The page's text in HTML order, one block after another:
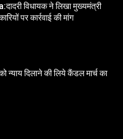
विधायक ने लिखा मुख्यमंत्री
पर कार्रवाई की मांग
न्याय दिलाने की लिये कैंडल मार्च का